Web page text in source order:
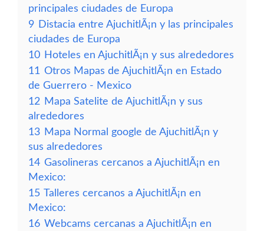
principales ciudades de Europa
9 Distacia entre AjuchitlÃ¡n y las principales
ciudades de Europa
10 Hoteles en AjuchitlÃ¡n y sus alrededores
11 Otros Mapas de AjuchitlÃ¡n en Estado
de Guerrero - Mexico
12 Mapa Satelite de AjuchitlÃ¡n y sus
alrededores
13 Mapa Normal google de AjuchitlÃ¡n y
sus alrededores
14 Gasolineras cercanos a AjuchitlÃ¡n en
Mexico:
15 Talleres cercanos a AjuchitlÃ¡n en
Mexico:
16 Webcams cercanas a AjuchitlÃ¡n en